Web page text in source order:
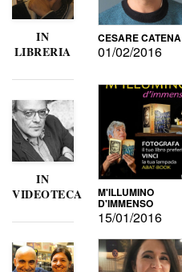
IN
LIBRERIA
IN
VIDEOTECA
CESARE CATENA
01/02/2016
M'ILLUMINO
D'IMMENSO
15/01/2016